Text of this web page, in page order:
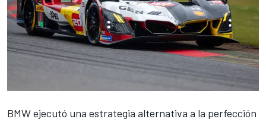
BMW ejecutó una estrategia alternativa a la perfección